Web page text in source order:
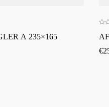
A 235×165
€